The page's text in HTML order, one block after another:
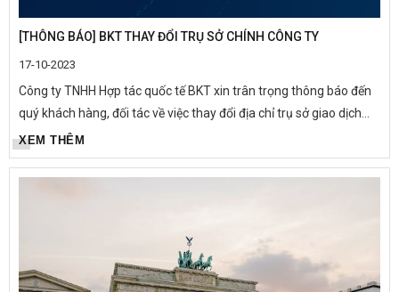
[THÔNG BÁO] BKT THAY ĐỔI TRỤ SỞ CHÍNH CÔNG TY
17-10-2023
Công ty TNHH Hợp tác quốc tế BKT xin trân trọng thông báo đến
quý khách hàng, đối tác về việc thay đổi địa chỉ trụ sở giao dịch
(địa chỉ công ty) kể từ ngày 17 tháng 10 năm 2023 như...
XEM THÊM